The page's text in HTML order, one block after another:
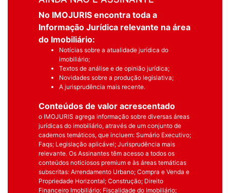
No IMOJURIS encontra toda a
Informação Jurídica relevante na área
do Imobiliário:
Notícias sobre a atualidade jurídica do
imobiliário;
Textos de análise e de opinião jurídica;
Novidades sobre a produção legislativa;
A jurisprudência mais recente.
Conteúdos de valor acrescentado
o IMOJURIS agrega informação sobre diversas áreas
jurídicas do imobiliário, através de um conjunto de
cadernos temáticos, que incluem: Sumário Executivo;
Faqs; Legislação aplicável; Jurisprudência mais
relevante. Os Assinantes têm acesso a todos os
conteúdos noticiosos premium e às áreas temáticas
subscritas: Arrendamento Urbano; Compra e Venda e
Propriedade Horizontal; Construção; Direito
Financeiro Imobiliário; Fiscalidade do Imobiliário;